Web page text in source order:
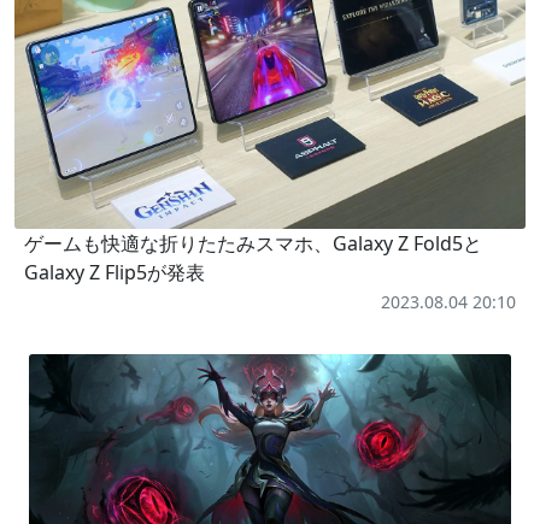
ゲームも快適な折りたたみスマホ、Galaxy Z Fold5と
Galaxy Z Flip5が発表
2023.08.04 20:10